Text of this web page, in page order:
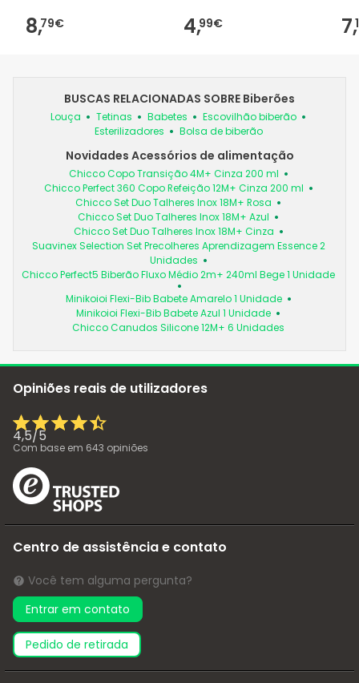
8,79€ 4,99€ 7,
BUSCAS RELACIONADAS SOBRE Biberões
Louça Tetinas Babetes
Escovilhão biberão
Esterilizadores
Bolsa de biberão
Novidades Acessórios de alimentação
Chicco Copo Transição 4M+ Cinza 200 ml
Chicco Perfect 360 Copo Refeição 12M+ Cinza 200 ml
Chicco Set Duo Talheres Inox 18M+ Rosa
Chicco Set Duo Talheres Inox 18M+ Azul
Chicco Set Duo Talheres Inox 18M+ Cinza
Suavinex Selection Set Precolheres Aprendizagem Essence 2
Unidades
Chicco Perfect5 Biberão Fluxo Médio 2m+ 240ml Bege 1 Unidade
Minikoioi Flexi-Bib Babete Amarelo 1 Unidade
Minikoioi Flexi-Bib Babete Azul 1 Unidade
Chicco Canudos Silicone 12M+ 6 Unidades
Opiniões reais de utilizadores
4,5/5
Com base em 643 opiniões
Centro de assistência e contato
Você tem alguma pergunta?
Entrar em contato
pedido de retirada